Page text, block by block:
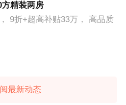
精装两房
9折+超高补贴33万， 高品质
最新动态